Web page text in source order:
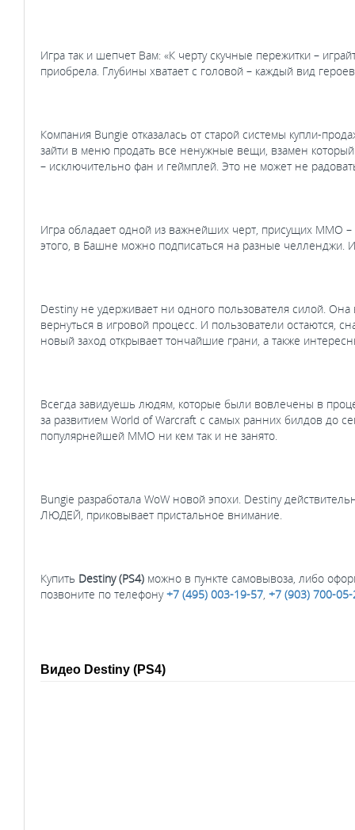
Игра так и шепчет Вам: «К черту скучные пережитки –
приобрела. Глубины хватает с головой – каждый вид
Компания Bungie отказалась от старой системы купли-
зайти в меню продать все ненужные вещи, взамен который
– исключительно фан и геймплей. Это не может не
Игра обладает одной из важнейших черт, присущих MMO
этого, в Башне можно подписаться на разные челленджи.
Destiny не удерживает ни одного пользователя силой.
вернуться в игровой процесс. И пользователи остаются,
новый заход открывает тончайшие грани, а также
Всегда завидуешь людям, которые были вовлечены в
за развитием World of Warcraft с самых ранних билдов до
популярнейшей MMO ни кем так и не занято.
Bungie разработала WoW новой эпохи. Destiny
ЛЮДЕЙ, приковывает пристальное внимание.
Купить Destiny (PS4) можно в пункте самовывоза, либо
позвоните по телефону+7 (495) 003-19-57 +7 (903) 700-
Видео Destiny (PS4)